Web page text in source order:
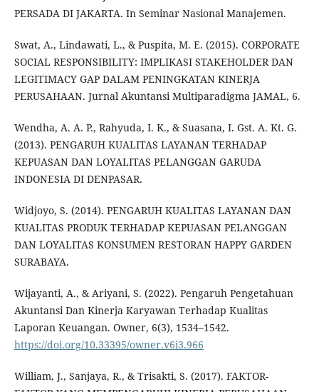
PERSADA DI JAKARTA. In Seminar Nasional Manajemen.
Swat, A., Lindawati, L., & Puspita, M. E. (2015). CORPORATE
SOCIAL RESPONSIBILITY: IMPLIKASI STAKEHOLDER DAN
LEGITIMACY GAP DALAM PENINGKATAN KINERJA
PERUSAHAAN. Jurnal Akuntansi Multiparadigma JAMAL, 6.
Wendha, A. A. P., Rahyuda, I. K., & Suasana, I. Gst. A. Kt. G.
(2013). PENGARUH KUALITAS LAYANAN TERHADAP
KEPUASAN DAN LOYALITAS PELANGGAN GARUDA
INDONESIA DI DENPASAR.
Widjoyo, S. (2014). PENGARUH KUALITAS LAYANAN DAN
KUALITAS PRODUK TERHADAP KEPUASAN PELANGGAN
DAN LOYALITAS KONSUMEN RESTORAN HAPPY GARDEN
SURABAYA.
Wijayanti, A., & Ariyani, S. (2022). Pengaruh Pengetahuan
Akuntansi Dan Kinerja Karyawan Terhadap Kualitas
Laporan Keuangan. Owner, 6(3), 1534–1542.
https://doi.org/10.33395/owner.v6i3.966
William, J., Sanjaya, R., & Trisakti, S. (2017). FAKTOR-